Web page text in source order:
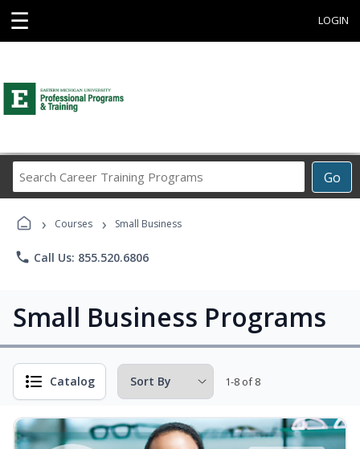
☰ LOGIN
Go
Career
Programs
› Courses › Small Business
phone Call Us: 855.520.6806
Small Business Programs
Catalog 1-8 of 8